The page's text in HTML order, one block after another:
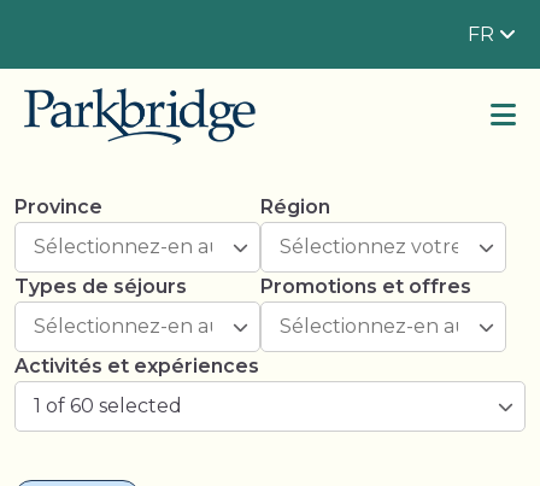
FR
Province Région
Types de séjours Promotions et offres
Activités et expériences
1 of 60 selected